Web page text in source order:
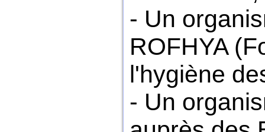
- Un
ROFHYA
l'hygiène
- Un